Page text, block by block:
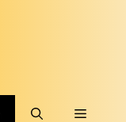
Menú